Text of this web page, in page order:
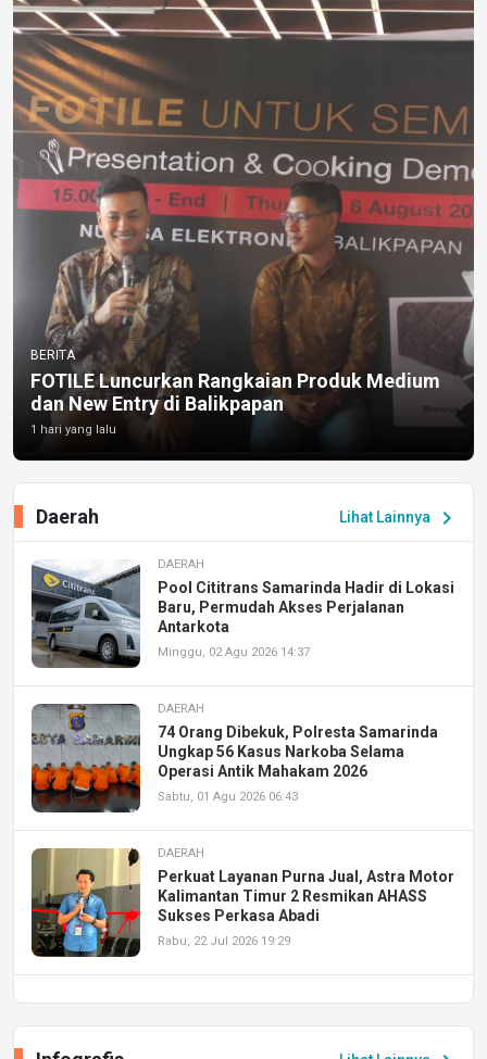
BERITA
FOTILE Luncurkan Rangkaian Produk Medium
dan New Entry di Balikpapan
1 hari yang lalu
Lihat Lainnya chevron_right
Daerah
DAERAH
Pool Cititrans Samarinda Hadir di Lokasi
Baru, Permudah Akses Perjalanan
Antarkota
Minggu, 02 Agu 2026 14:37
DAERAH
74 Orang Dibekuk, Polresta Samarinda
Ungkap 56 Kasus Narkoba Selama
Operasi Antik Mahakam 2026
Sabtu, 01 Agu 2026 06:43
DAERAH
Perkuat Layanan Purna Jual, Astra Motor
Kalimantan Timur 2 Resmikan AHASS
Sukses Perkasa Abadi
Rabu, 22 Jul 2026 19:29